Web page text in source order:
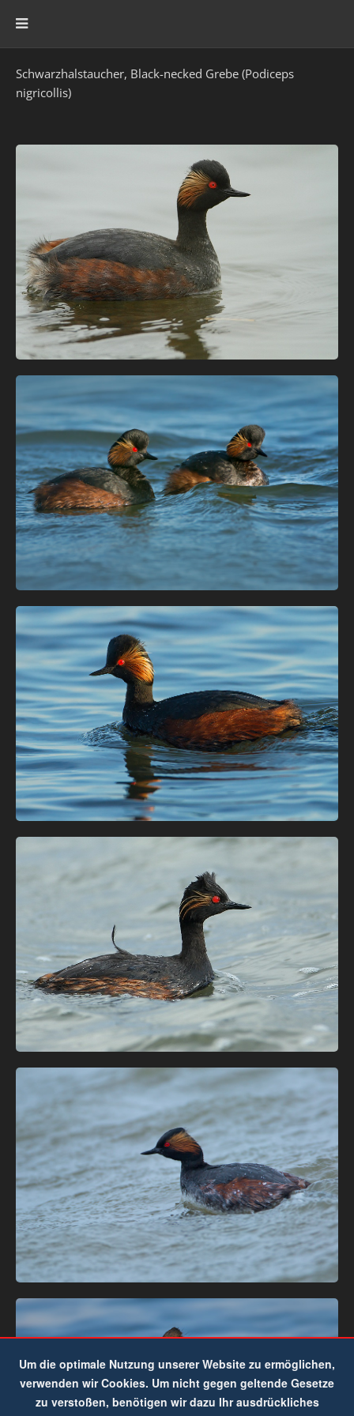
Schwarzhalstaucher, Black-necked Grebe (Podiceps
nigricollis)
Um die optimale Nutzung unserer Website zu ermöglichen,
verwenden wir Cookies. Um nicht gegen geltende Gesetze
zu verstoßen, benötigen wir dazu Ihr ausdrückliches